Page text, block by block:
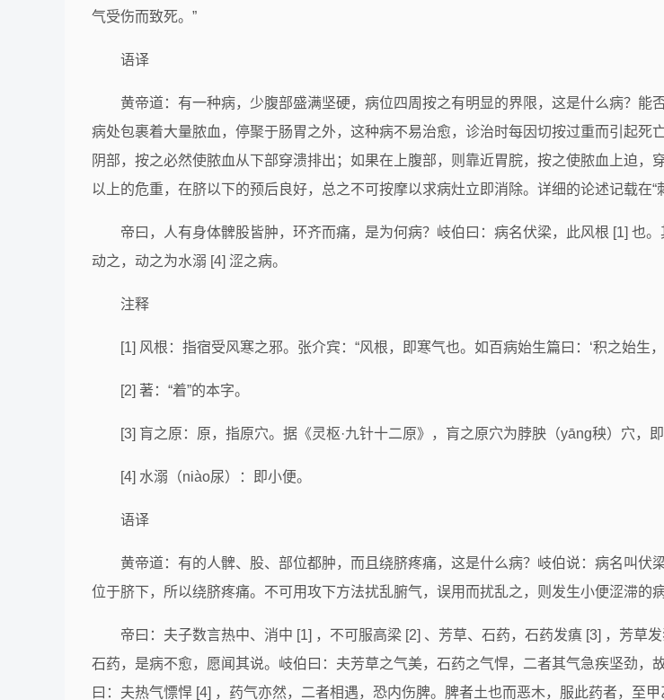
气受伤而致死。”
语译
黄帝道：有一种病，少腹部盛满坚硬，病位四周按之有明显的界限，这是什么病？能
病处包裹着大量脓血，停聚于肠胃之外，这种病不易治愈，诊治时每因切按过重而引起
阴部，按之必然使脓血从下部穿溃排出；如果在上腹部，则靠近胃脘，按之使脓血上迫
以上的危重，在脐以下的预后良好，总之不可按摩以求病灶立即消除。详细的论述记载在“
帝曰，人有身体髀股皆肿，环齐而痛，是为何病？岐伯曰：病名伏梁，此风根 [1] 也
动之，动之为水溺 [4] 涩之病。
注释
[1] 风根：指宿受风寒之邪。张介宾：“风根，即寒气也。如百病始生篇曰：‘积之始生
[2] 著：“着”的本字。
[3] 肓之原：原，指原穴。据《灵枢·九针十二原》，肓之原穴为脖胦（yāng秧）穴，
[4] 水溺（niào尿）：即小便。
语译
黄帝道：有的人髀、股、部位都肿，而且绕脐疼痛，这是什么病？岐伯说：病名叫
位于脐下，所以绕脐疼痛。不可用攻下方法扰乱腑气，误用而扰乱之，则发生小便涩滞的病
帝曰：夫子数言热中、消中 [1] ，不可服高梁 [2] 、芳草、石药，石药发瘨 [3] ，芳草
石药，是病不愈，愿闻其说。岐伯曰：夫芳草之气美，石药之气悍，二者其气急疾坚劲
曰：夫热气慓悍 [4] ，药气亦然，二者相遇，恐内伤脾。脾者土也而恶木，服此药者，至甲